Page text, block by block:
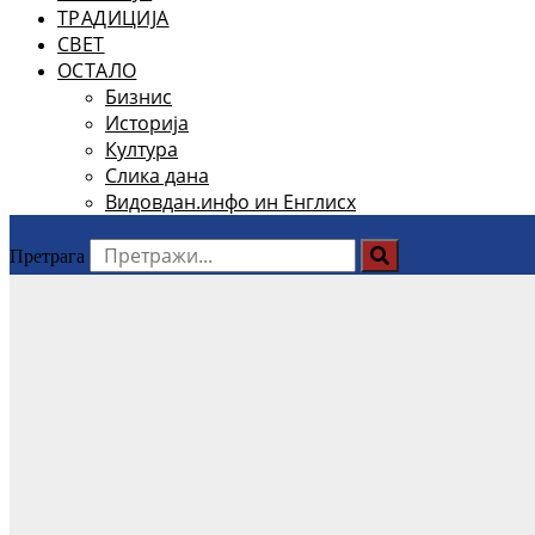
ТРАДИЦИЈА
СВЕТ
ОСТАЛО
Бизнис
Историја
Култура
Слика дана
Видовдан.инфо ин Енглисх
Претрага